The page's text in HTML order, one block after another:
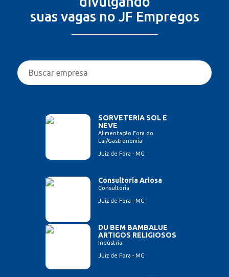
suas vagas no JF Empregos
SORVETERIA SOL E
NEVE
Alimentação Fora do
Lar/Gastronomia
Juiz de Fora - MG
Consultoria Ariosa
Consultoria
Juiz de Fora - MG
DU BEM BAMBALUE
ARTIGOS RELIGIOSOS
Indústria
Juiz de Fora - MG